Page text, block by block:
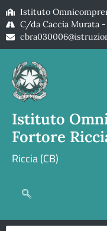
Istituto
C/da Caccia Murata -
Istituto
Fortore
Riccia (CB)